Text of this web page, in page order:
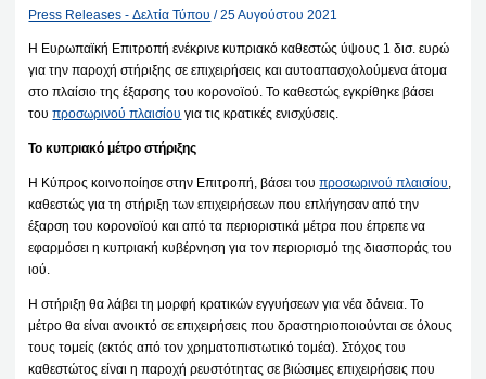
Press Releases - Δελτία Τύπου /25 Αυγούστου 2021
Η Ευρωπαϊκή Επιτροπή ενέκρινε κυπριακό καθεστώς ύψους 1 δισ. ευρώ
για την παροχή στήριξης σε επιχειρήσεις και αυτοαπασχολούμενα άτομα
στο πλαίσιο της έξαρσης του κορονοϊού. Το καθεστώς εγκρίθηκε βάσει
τουπροσωρινού πλαισίου για τις κρατικές ενισχύσεις.
Το κυπριακό μέτρο στήριξης
Η Κύπρος κοινοποίησε στην Επιτροπή, βάσει τουπροσωρινού πλαισίου,
καθεστώς για τη στήριξη των επιχειρήσεων που επλήγησαν από την
έξαρση του κορονοϊού και από τα περιοριστικά μέτρα που έπρεπε να
εφαρμόσει η κυπριακή κυβέρνηση για τον περιορισμό της διασποράς του
ιού.
Η στήριξη θα λάβει τη μορφή κρατικών εγγυήσεων για νέα δάνεια. Το
μέτρο θα είναι ανοικτό σε επιχειρήσεις που δραστηριοποιούνται σε όλους
τους τομείς (εκτός από τον χρηματοπιστωτικό τομέα). Στόχος του
καθεστώτος είναι η παροχή ρευστότητας σε βιώσιμες επιχειρήσεις που